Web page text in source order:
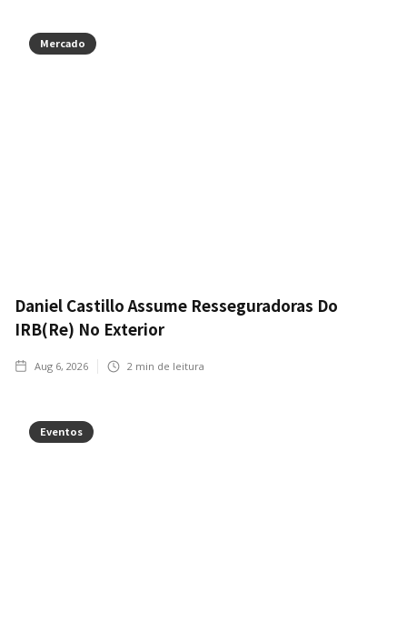
Mercado
Daniel Castillo Assume Resseguradoras Do
IRB(Re) No Exterior
Aug 6, 2026 2 min de leitura
Eventos